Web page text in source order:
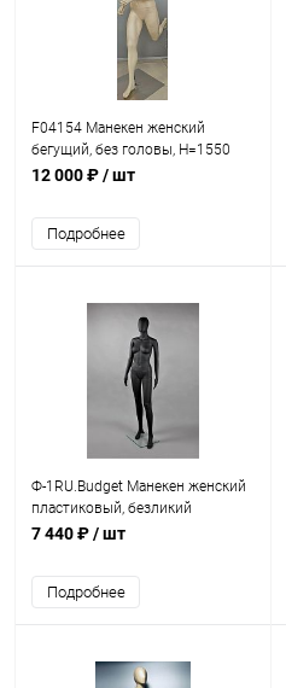
F04154 Манекен женский
бегущий, без головы, H=1550
мм 90/70/94
12 000 ₽/ шт
Подробнее
Ф-1RU.Budget Манекен женский
пластиковый, безликий
(бюджетный)
7 440 ₽/ шт
Подробнее